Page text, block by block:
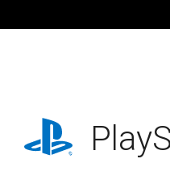
往
playstation.com